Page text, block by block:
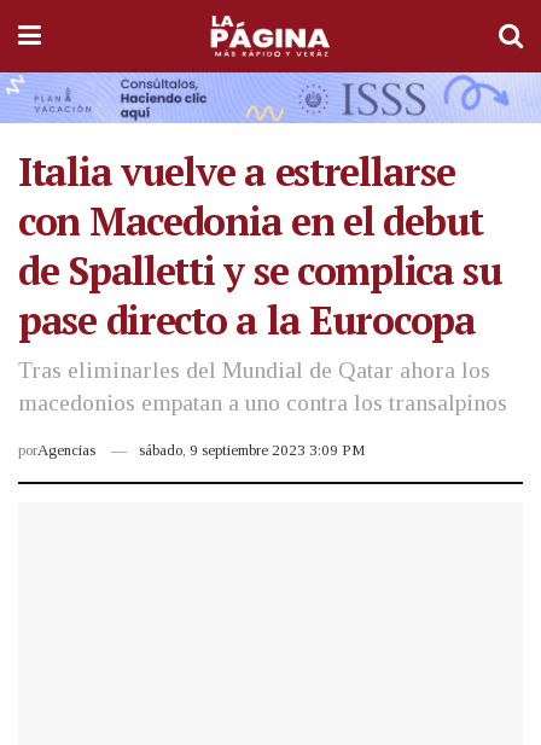
Italia vuelve a estrellarse
con Macedonia en el debut
de Spalletti y se complica su
pase directo a la Eurocopa
Tras eliminarles del Mundial de Qatar ahora los
macedonios empatan a uno contra los transalpinos
porAgencias sábado, 9 septiembre 2023 3:09 PM